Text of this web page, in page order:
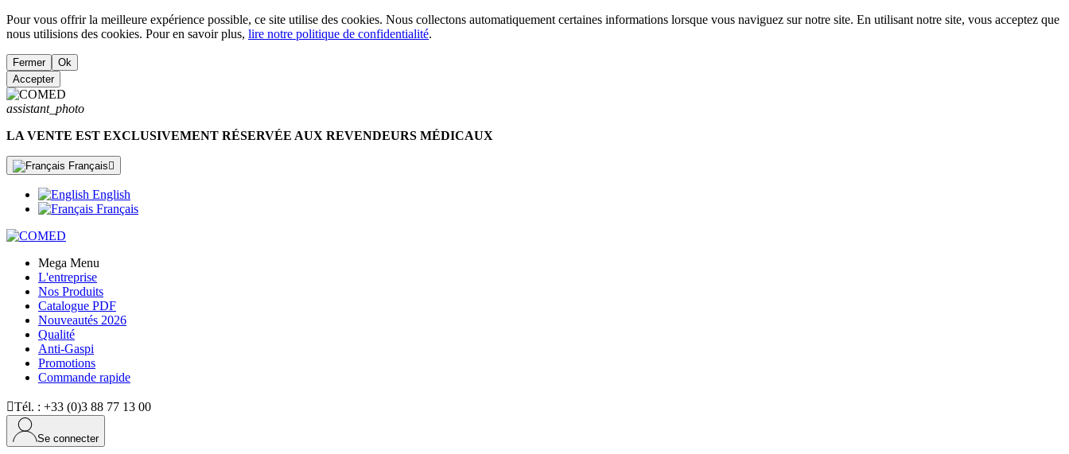
Pour vous offrir la meilleure expérience possible, ce site utilise des cookies. Nous collectons automatiquement certaines informations lorsque vous naviguez sur notre site. En utilisant notre site, vous acceptez que
nous utilisions des cookies. Pour en savoir plus, lire notre politique de confidentialité.
Fermer
Ok
Accepter
assistant_photo
LA VENTE EST EXCLUSIVEMENT RÉSERVÉE AUX REVENDEURS MÉDICAUX
Français 
English
Français
Mega Menu
L'entreprise
Nos Produits
Catalogue PDF
Nouveautés 2026
Qualité
Anti-Gaspi
Promotions
Commande rapide
Tél. : +33 (0)3 88 77 13 00
Se connecter